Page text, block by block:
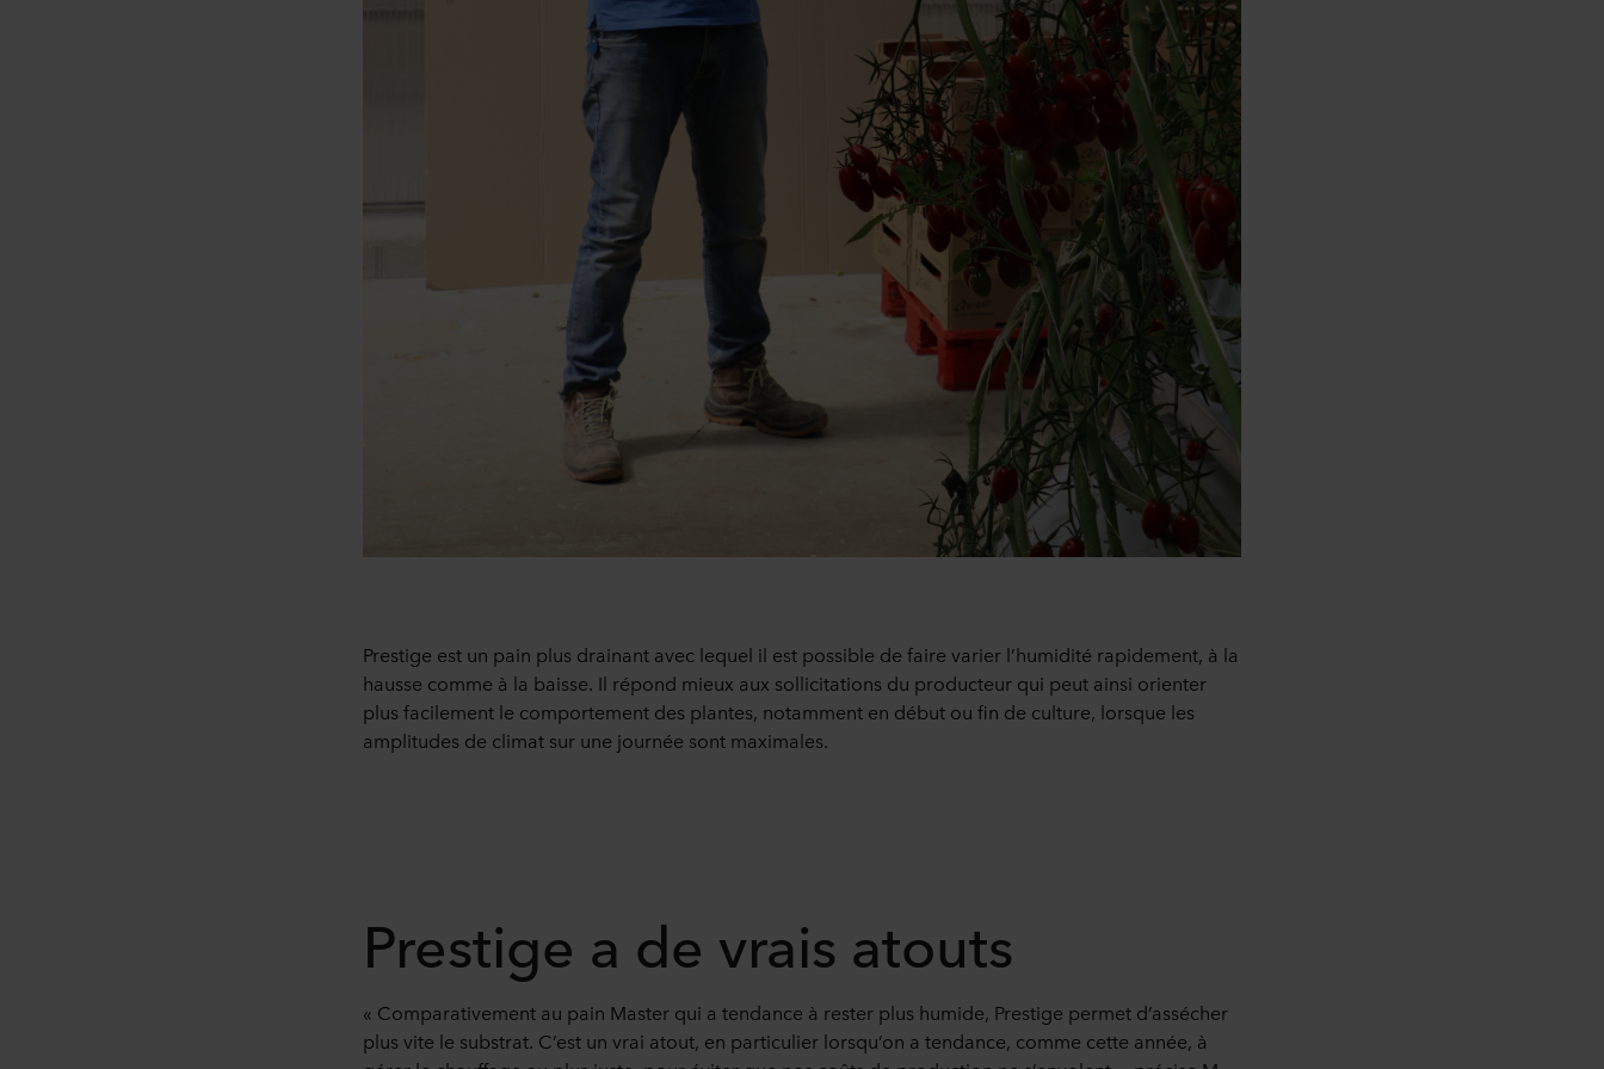
Prestige est un pain plus drainant avec lequel il est possible de faire varier l’humidité rapidement, à la
hausse comme à la baisse. Il répond mieux aux sollicitations du producteur qui peut ainsi orienter
plus facilement le comportement des plantes, notamment en début ou fin de culture, lorsque les
amplitudes de climat sur une journée sont maximales.
Prestige a de vrais atouts
« Comparativement au pain Master qui a tendance à rester plus humide, Prestige permet d’assécher
plus vite le substrat. C’est un vrai atout, en particulier lorsqu’on a tendance, comme cette année, à